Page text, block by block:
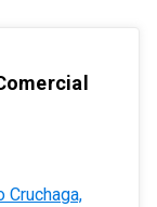
Cruchaga,